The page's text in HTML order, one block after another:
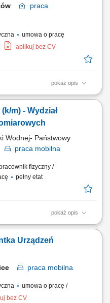
praca
umowa o pracę
aplikuj bez CV
pokaż opis
awarii maszyn i urządzeń.
i remontów. Diagnozowanie
Udział w modernizacjach
z działem produkcji w
m) - Wydział
Wodnej- Państwowy
praca mobilna
fizyczny /
pełny etat
pokaż opis
IMGW-PIB na poszukiwane
i obsługę stacji
stacji telemetrycznych,
Urządzeń
praca mobilna
umowa o pracę /
bez CV